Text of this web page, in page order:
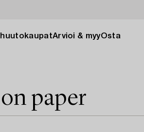
huutokaupatArvioi & myyOsta
paper